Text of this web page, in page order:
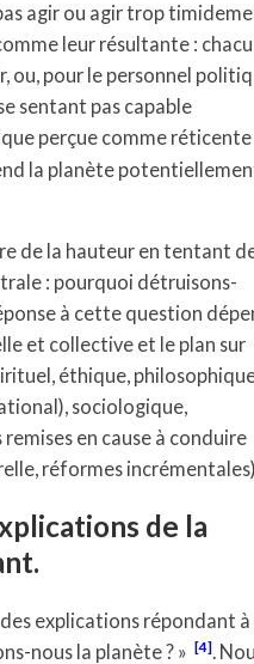
agir ou agir trop
leur résultante :
ou, pour le personnel
sentant pas capable
perçue comme réticente
la planète
de la hauteur en tentant
: pourquoi détruisons-
à cette question
et collective et le plan sur
éthique,
sociologique,
en cause à conduire
réformes
de la
explications répondant à
nous la planète ? » [4].